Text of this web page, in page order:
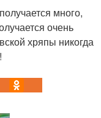
много,
очень
хряпы никогда